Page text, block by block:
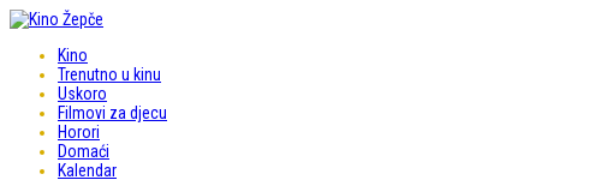
Kino
Trenutno u kinu
Uskoro
Filmovi za djecu
Horori
Domaći
Kalendar